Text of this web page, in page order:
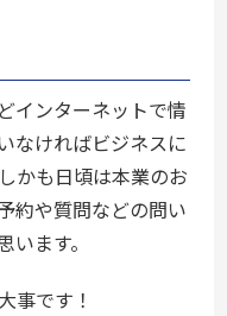
インターネットで情
なければビジネスに
かも日頃は本業のお
約や質問などの問い
ます。
事です！